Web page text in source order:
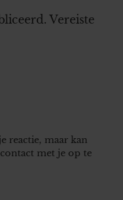
Vereiste
reactie, maar kan
met je op te